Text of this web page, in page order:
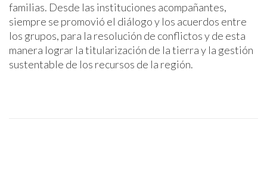
familias. Desde las instituciones acompañantes,
siempre se promovió el diálogo y los acuerdos entre
los grupos, para la resolución de conflictos y de esta
manera lograr la titularización de la tierra y la gestión
sustentable de los recursos de la región.